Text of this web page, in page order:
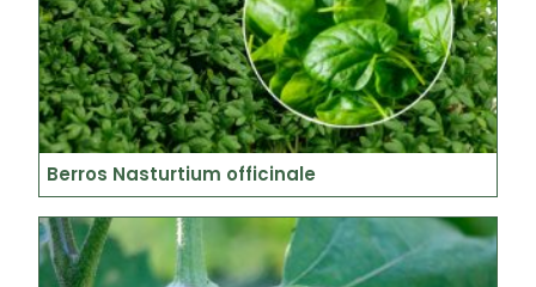
Berros Nasturtium officinale